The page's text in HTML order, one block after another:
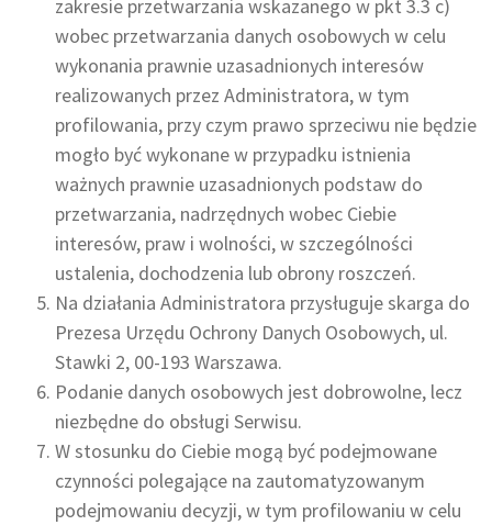
zakresie przetwarzania wskazanego w pkt 3.3 c)
wobec przetwarzania danych osobowych w celu
wykonania prawnie uzasadnionych interesów
realizowanych przez Administratora, w tym
profilowania, przy czym prawo sprzeciwu nie będzie
mogło być wykonane w przypadku istnienia
ważnych prawnie uzasadnionych podstaw do
przetwarzania, nadrzędnych wobec Ciebie
interesów, praw i wolności, w szczególności
ustalenia, dochodzenia lub obrony roszczeń.
Na działania Administratora przysługuje skarga do
Prezesa Urzędu Ochrony Danych Osobowych, ul.
Stawki 2, 00-193 Warszawa.
Podanie danych osobowych jest dobrowolne, lecz
niezbędne do obsługi Serwisu.
W stosunku do Ciebie mogą być podejmowane
czynności polegające na zautomatyzowanym
podejmowaniu decyzji, w tym profilowaniu w celu